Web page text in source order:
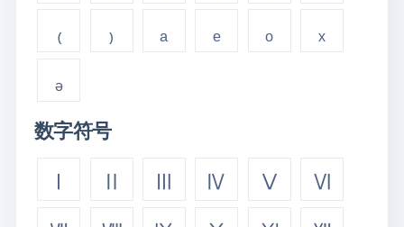
₍
₎ ₐ ₑ ₒ
ₓ
ₔ
数字符号
Ⅰ Ⅱ Ⅲ Ⅳ Ⅴ
Ⅵ